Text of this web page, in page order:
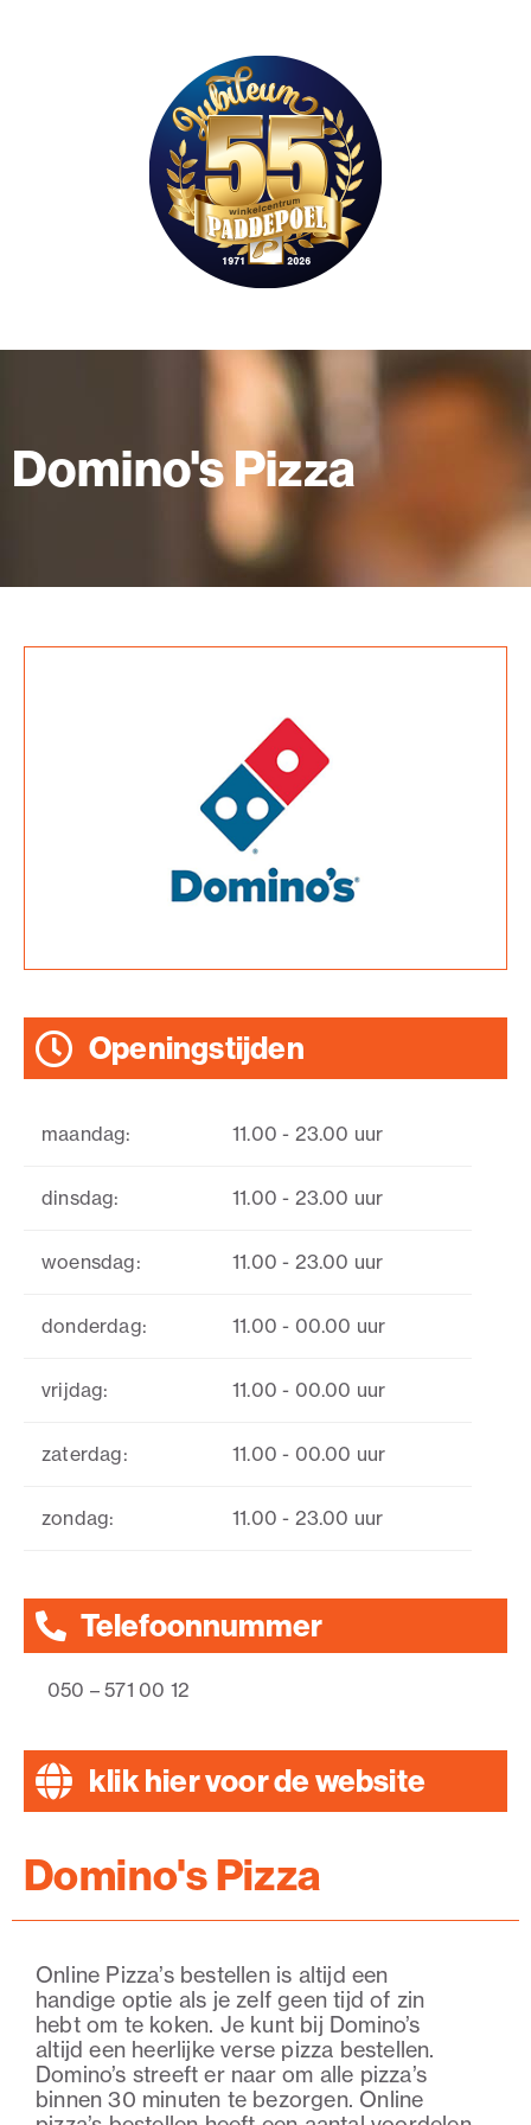
Domino's Pizza
Openingstijden
maandag: 11.00 - 23.00 uur
dinsdag: 11.00 - 23.00 uur
woensdag: 11.00 - 23.00 uur
donderdag: 11.00 - 00.00 uur
vrijdag: 11.00 - 00.00 uur
zaterdag: 11.00 - 00.00 uur
zondag: 11.00 - 23.00 uur
Telefoonnummer
050 – 571 00 12
klik hier voor de website
Domino's Pizza
Online Pizza’s bestellen is altijd een
handige optie als je zelf geen tijd of zin
hebt om te koken. Je kunt bij Domino’s
altijd een heerlijke verse pizza bestellen.
Domino’s streeft er naar om alle pizza’s
binnen 30 minuten te bezorgen. Online